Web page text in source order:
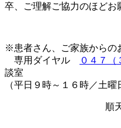
卒、ご理解ご協力のほどお
※患者さん、ご家族からの
専用ダイヤル
０４７（
談室
（平日９時～１６時／土曜
順